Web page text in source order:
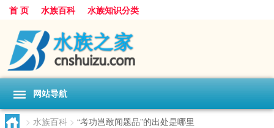
首 页 水族百科 水族知识分类
网站导航
> 水族百科 > “考功岂敢闻题品”的出处是哪里